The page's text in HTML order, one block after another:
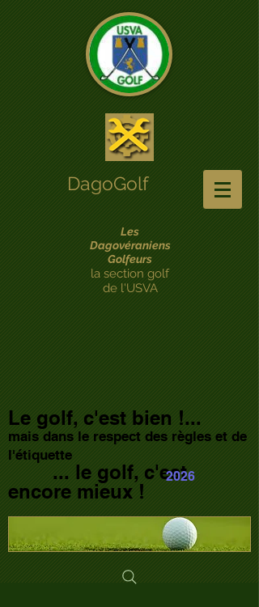
DagoGolf
Les
Dagovéraniens
Golfeurs
la section golf
de l'USVA
Le golf, c'est bien !...
mais dans le respect des règles et de
l'étiquette
... le golf, c'est
encore mieux !
2026